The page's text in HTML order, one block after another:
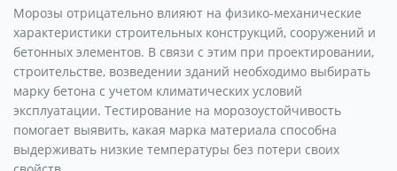
Морозы отрицательно влияют на физико-механические
характеристики строительных конструкций, сооружений и
бетонных элементов. В связи с этим при проектировании,
строительстве, возведении зданий необходимо выбирать
марку бетона с учетом климатических условий
эксплуатации. Тестирование на морозоустойчивость
помогает выявить, какая марка материала способна
выдерживать низкие температуры без потери своих